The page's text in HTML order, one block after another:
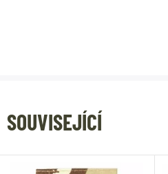
SOUVISEJÍCÍ